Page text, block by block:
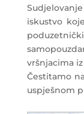
iskustvo
vršnjacima
Čestitamo
uspješnom